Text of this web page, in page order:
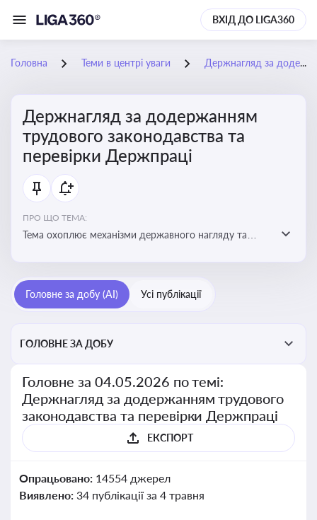
ВХІД ДО LIGA360
Головна Теми в центрі уваги Держнагляд за додержанням трудового законодавства та перевірки Держпраці
Держнагляд за додержанням
трудового законодавства та
перевірки Держпраці
ПРО ЩО ТЕМА:
Тема охоплює механізми державного нагляду та
Головне за добу (AI) Усі публікації
ГОЛОВНЕ ЗА ДОБУ
Головне за 04.05.2026 по темі:
Держнагляд за додержанням трудового
законодавства та перевірки Держпраці
ЕКСПОРТ
Опрацьовано: 14554 джерел
Виявлено: 34 публікації за 4 травня